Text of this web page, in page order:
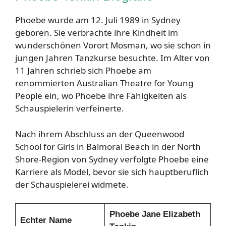
Phoebe wurde am 12. Juli 1989 in Sydney
geboren. Sie verbrachte ihre Kindheit im
wunderschönen Vorort Mosman, wo sie schon in
jungen Jahren Tanzkurse besuchte. Im Alter von
11 Jahren schrieb sich Phoebe am
renommierten Australian Theatre for Young
People ein, wo Phoebe ihre Fähigkeiten als
Schauspielerin verfeinerte.
Nach ihrem Abschluss an der Queenwood
School for Girls in Balmoral Beach in der North
Shore-Region von Sydney verfolgte Phoebe eine
Karriere als Model, bevor sie sich hauptberuflich
der Schauspielerei widmete.
Echter Name
Phoebe Jane Elizabeth